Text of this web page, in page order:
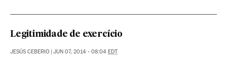
Legitimidade de exercício
JESÚS CEBERIO JUN 07, 2014 - 08:04 EDT